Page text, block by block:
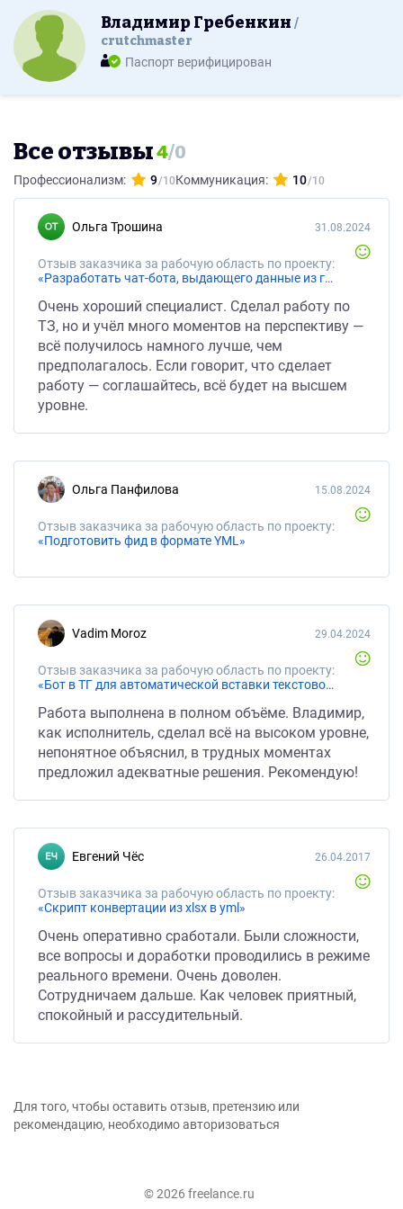
Владимир Гребенкин
crutchmaster
Паспорт верифицирован
Все отзывы4/0
Профессионализм: 9 Коммуникация: 10
Ольга Трошина
Отзыв заказчика за рабочую область по проекту:
«Разработать чат-бота, выдающего данные из гугл-таблиц»
31.08.2024
Очень хороший специалист. Сделал работу по
ТЗ, но и учёл много моментов на перспективу —
всё получилось намного лучше, чем
предполагалось. Если говорит, что сделает
работу — соглашайтесь, всё будет на высшем
уровне.
Ольга Панфилова
Отзыв заказчика за рабочую область по проекту:
«Подготовить фид в формате YML»
15.08.2024
Vadim Moroz
Отзыв заказчика за рабочую область по проекту:
«Бот в ТГ для автоматической вставки текстового файла и jpg в zip/rar архивы»
29.04.2024
Работа выполнена в полном объёме. Владимир,
как исполнитель, сделал всё на высоком уровне,
непонятное объяснил, в трудных моментах
предложил адекватные решения. Рекомендую!
Евгений Чёс
Отзыв заказчика за рабочую область по проекту:
«Скрипт конвертации из xlsx в yml»
26.04.2017
Очень оперативно сработали. Были сложности,
все вопросы и доработки проводились в режиме
реального времени. Очень доволен.
Сотрудничаем дальше. Как человек приятный,
спокойный и рассудительный.
Для того, чтобы оставить отзыв, претензию или
рекомендацию, необходимо авторизоваться
© 2026 freelance.ru